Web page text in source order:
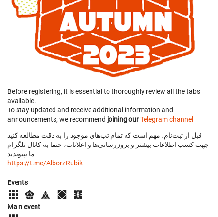
Before registering, it is essential to thoroughly review all the tabs
available.
To stay updated and receive additional information and
announcements, we recommend joining ourTelegram channel
قبل از ثبت‌نام، مهم است که تمام تب‌های موجود را به دقت مطالعه کنید
جهت کسب اطلاعات بیشتر و بروزرسانی‌ها و اعلانات، حتما به کانال تلگرام
ما بپیوندید
https://t.me/AlborzRubik
Events
Main event